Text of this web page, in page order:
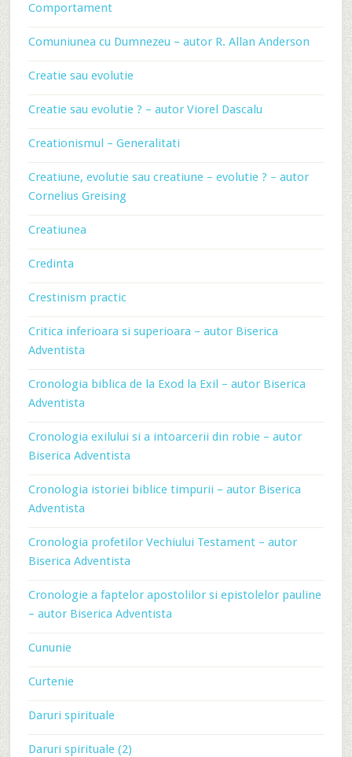
Comportament
Comuniunea cu Dumnezeu – autor R. Allan Anderson
Creatie sau evolutie
Creatie sau evolutie ? – autor Viorel Dascalu
Creationismul – Generalitati
Creatiune, evolutie sau creatiune – evolutie ? – autor
Cornelius Greising
Creatiunea
Credinta
Crestinism practic
Critica inferioara si superioara – autor Biserica
Adventista
Cronologia biblica de la Exod la Exil – autor Biserica
Adventista
Cronologia exilului si a intoarcerii din robie – autor
Biserica Adventista
Cronologia istoriei biblice timpurii – autor Biserica
Adventista
Cronologia profetilor Vechiului Testament – autor
Biserica Adventista
Cronologie a faptelor apostolilor si epistolelor pauline
– autor Biserica Adventista
Cununie
Curtenie
Daruri spirituale
Daruri spirituale (2)